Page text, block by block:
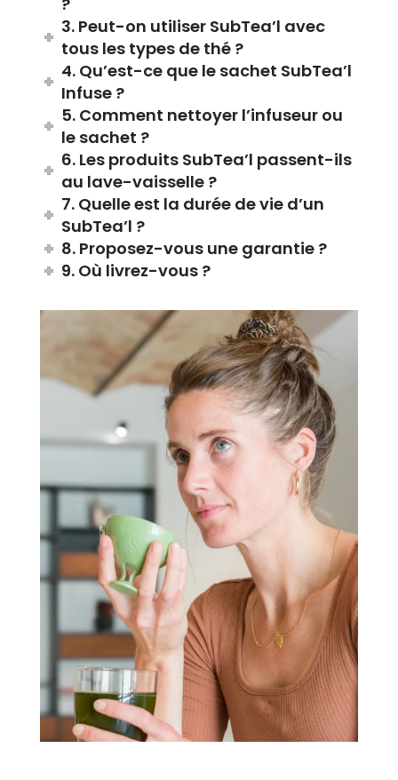
3. Peut-on utiliser SubTea’l avec
tous les types de thé ?
4. Qu’est-ce que le sachet SubTea’l
Infuse ?
5. Comment nettoyer l’infuseur ou
le sachet ?
6. Les produits SubTea’l passent-ils
au lave-vaisselle ?
7. Quelle est la durée de vie d’un
SubTea’l ?
8. Proposez-vous une garantie ?
9. Où livrez-vous ?